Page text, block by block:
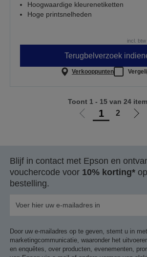
Hoogwaardige kleurenetiketten
Hoge printsnelheden
incl.
Terugbelverzoek
Verkooppunten
Ga
1 2
Ga
Toont 1 - 15 van 24
Blijf in contact met Epson en
vouchercode voor 10% korting*
bestelling.
Door uw e-mailadres op te geven, stemt u in
marketingcommunicatie, waaronder het
en enquêtes, over producten, evenementen,